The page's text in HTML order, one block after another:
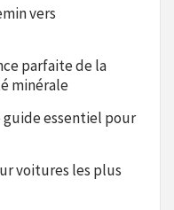
vers
parfaite de la
minérale
guide essentiel pour
voitures les plus